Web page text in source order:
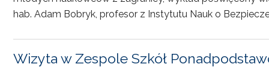
hab. Adam Bobryk, profesor z Instytutu Nauk o
Wizyta w Zespole Szkół